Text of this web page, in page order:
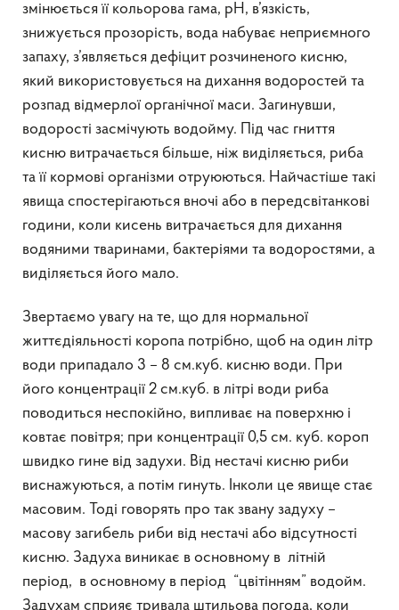
змінюється її кольорова гама, рН, в’язкість,
знижується прозорість, вода набуває неприємного
запаху, з’являється дефіцит розчиненого кисню,
який використовується на дихання водоростей та
розпад відмерлої органічної маси. Загинувши,
водорості засмічують водойму. Під час гниття
кисню витрачається більше, ніж виділяється, риба
та її кормові організми отруюються. Найчастіше такі
явища спостерігаються вночі або в передсвітанкові
години, коли кисень витрачається для дихання
водяними тваринами, бактеріями та водоростями, а
виділяється його мало.
Звертаємо увагу на те, що для нормальної
життєдіяльності коропа потрібно, щоб на один літр
води припадало 3 – 8 см.куб. кисню води. При
його концентрації 2 см.куб. в літрі води риба
поводиться неспокійно, випливає на поверхню і
ковтає повітря; при концентрації 0,5 см. куб. короп
швидко гине від задухи. Від нестачі кисню риби
виснажуються, а потім гинуть. Інколи це явище стає
масовим. Тоді говорять про так звану задуху –
масову загибель риби від нестачі або відсутності
кисню. Задуха виникає в основному в літній
період, в основному в період “цвітінням” водойм.
Задухам сприяє тривала штильова погода, коли